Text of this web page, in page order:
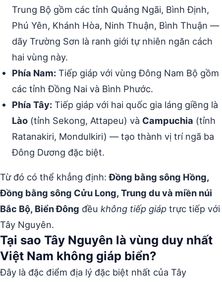
Trung Bộ gồm các tỉnh Quảng Ngãi, Bình Định,
Phú Yên, Khánh Hòa, Ninh Thuận, Bình Thuận —
dãy Trường Sơn là ranh giới tự nhiên ngăn cách
hai vùng này.
Phía Nam: Tiếp giáp với vùng Đông Nam Bộ gồm
các tỉnh Đồng Nai và Bình Phước.
Phía Tây: Tiếp giáp với hai quốc gia láng giềng là
Lào (tỉnh Sekong, Attapeu) và Campuchia (tỉnh
Ratanakiri, Mondulkiri) — tạo thành vị trí ngã ba
Đông Dương đặc biệt.
Từ đó có thể khẳng định:Đồng bằng sông Hồng,
Đồng bằng sông Cửu Long, Trung du và miền núi
Bắc Bộ, Biển Đông đều không tiếp giáp trực tiếp với
Tây Nguyên.
Tại sao Tây Nguyên là vùng duy nhất
Việt Nam không giáp biển?
Đây là đặc điểm địa lý đặc biệt nhất của Tây